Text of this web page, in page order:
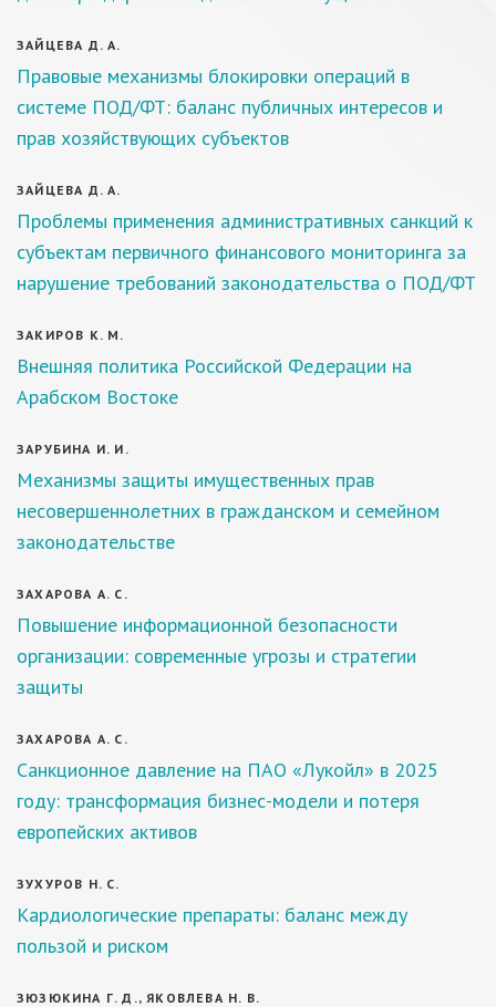
ЗАЙЦЕВА Д. А.
Правовые механизмы блокировки операций в
системе ПОД/ФТ: баланс публичных интересов и
прав хозяйствующих субъектов
ЗАЙЦЕВА Д. А.
Проблемы применения административных санкций к
субъектам первичного финансового мониторинга за
нарушение требований законодательства о ПОД/ФТ
ЗАКИРОВ К. М.
Внешняя политика Российской Федерации на
Арабском Востоке
ЗАРУБИНА И. И.
Механизмы защиты имущественных прав
несовершеннолетних в гражданском и семейном
законодательстве
ЗАХАРОВА А. С.
Повышение информационной безопасности
организации: современные угрозы и стратегии
защиты
ЗАХАРОВА А. С.
Санкционное давление на ПАО «Лукойл» в 2025
году: трансформация бизнес-модели и потеря
европейских активов
ЗУХУРОВ Н. С.
Кардиологические препараты: баланс между
пользой и риском
ЗЮЗЮКИНА Г. Д., ЯКОВЛЕВА Н. В.